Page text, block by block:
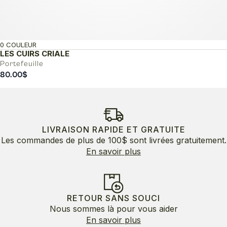
LES CUIRS CRIALE
Portefeuille
0 COULEUR
80.00$
LIVRAISON RAPIDE ET GRATUITE
Les commandes de plus de 100$ sont livrées gratuitement.
En savoir plus
RETOUR SANS SOUCI
Nous sommes là pour vous aider
En savoir plus